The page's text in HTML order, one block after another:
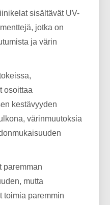
sisältävät UV-
jotka on
ja värin
osoittaa
kestävyyden
värinmuutoksia
paremman
mutta
toimia paremmin